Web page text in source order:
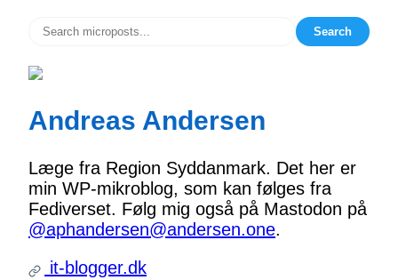
Search
Andreas Andersen
Læge fra Region Syddanmark. Det her er
min WP-mikroblog, som kan følges fra
Fediverset. Følg mig også på Mastodon på
@aphandersen@andersen.one.
it-blogger.dk